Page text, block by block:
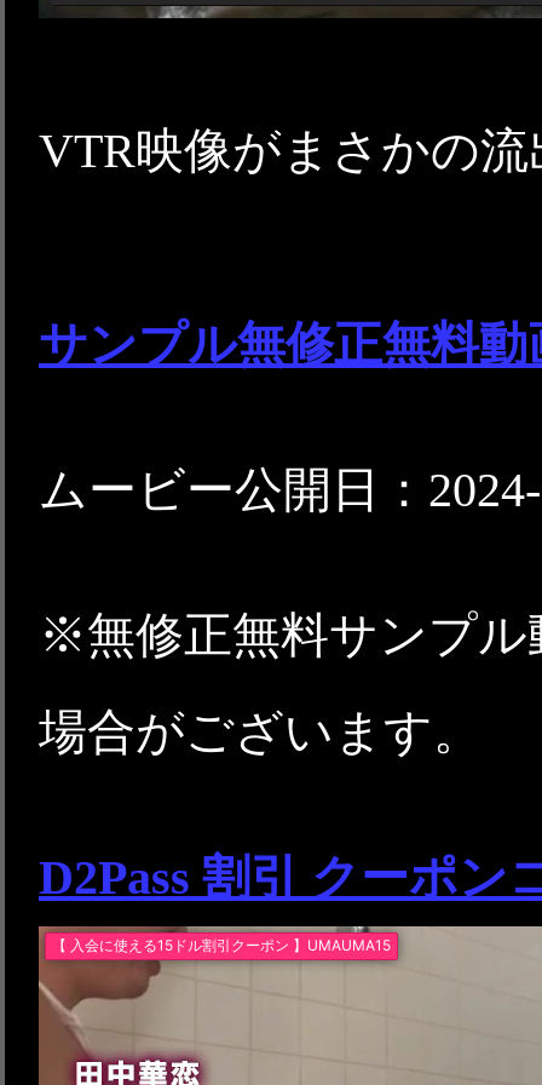
VTR映像がまさかの流
サンプル無修正無料
ムービー公開日：
※無修正無料サンプル
場合がございます。
D2Pass 割引 クーポン